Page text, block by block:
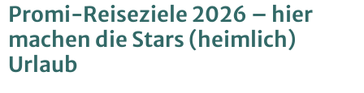
Promi-Reiseziele 2026 – hier
machen die Stars (heimlich)
Urlaub